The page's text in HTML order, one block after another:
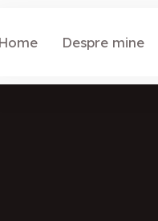
Home Despre mine